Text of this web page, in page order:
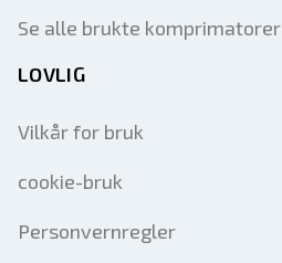
Se alle brukte komprimatorer
LOVLIG
Vilkår for bruk
cookie-bruk
Personvernregler